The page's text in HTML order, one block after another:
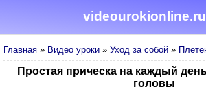
videourokionline.ru
Главная » Видео уроки » Уход за собой »
Простая прическа на каждый
головы